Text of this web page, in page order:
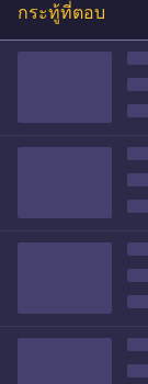
กระทู้ที่ตอบ